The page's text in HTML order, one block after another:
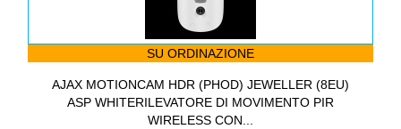
SU ORDINAZIONE
AJAX MOTIONCAM HDR (PHOD) JEWELLER (8EU)
ASP WHITERILEVATORE DI MOVIMENTO PIR
WIRELESS CON...